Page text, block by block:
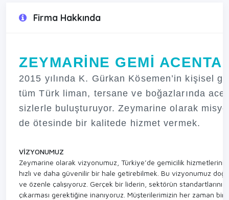
Firma Hakkında
ZEYMARİNE GEMİ
2015 yılında K. Gürkan Kösemen’in kişisel
tüm Türk liman, tersane ve boğazlarında
sizlerle buluşturuyor. Zeymarine olarak
de ötesinde bir kalitede hizmet vermek.
VİZYONUMUZ
Zeymarine olarak vizyonumuz, Türkiye’de gemicilik hizmetlerini
hızlı ve daha güvenilir bir hale getirebilmek. Bu vizyonumuz
ve özenle çalışıyoruz. Gerçek bir liderin, sektörün standartlarını
çıkarması gerektiğine inanıyoruz. Müşterilerimizin her zaman